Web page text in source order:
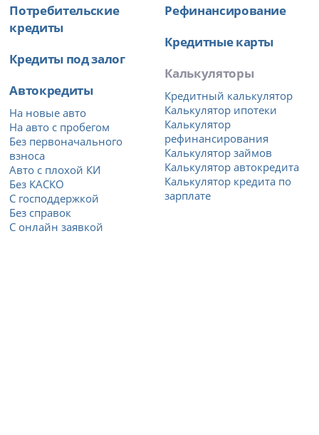
Потребительские
кредиты
Кредиты под залог
Автокредиты
На новые авто
На авто с пробегом
Без первоначального
взноса
Авто с плохой КИ
Без КАСКО
С господдержкой
Без справок
С онлайн заявкой
Рефинансирование
Кредитные карты
Калькуляторы
Кредитный калькулятор
Калькулятор ипотеки
Калькулятор
рефинансирования
Калькулятор займов
Калькулятор автокредита
Калькулятор кредита по
зарплате